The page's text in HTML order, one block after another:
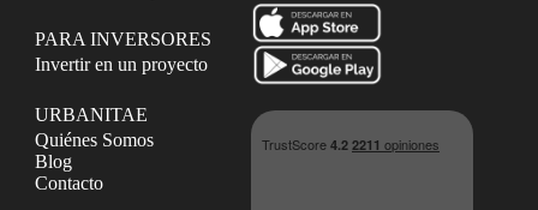
PARA INVERSORES
Invertir en un proyecto
URBANITAE
Quiénes Somos
Blog
Contacto